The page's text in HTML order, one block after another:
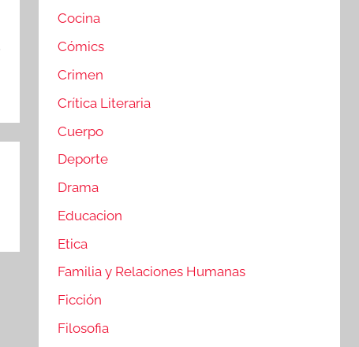
Cocina
Cómics
Crimen
Crítica Literaria
Cuerpo
Deporte
Drama
Educacion
Etica
Familia y Relaciones Humanas
Ficción
Filosofia